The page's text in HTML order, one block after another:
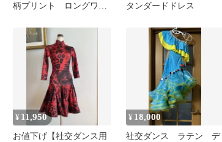
柄プリント ロングワン
タンダードドレス
¥ 11,950
お値下げ【社交ダンス用
¥ 18,000
社交ダンス ラテン デ